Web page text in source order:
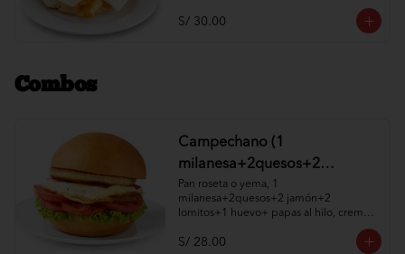
S/ 30.00
Combos
Campechano (1
milanesa+2quesos+2
jamón+2 lomitos+1huevo+
papas al hilo, cremas y
Pan roseta o yema, 1
milanesa+2quesos+2 jamón+2
lomitos+1 huevo+ papas al hilo, cremas
S/ 28.00